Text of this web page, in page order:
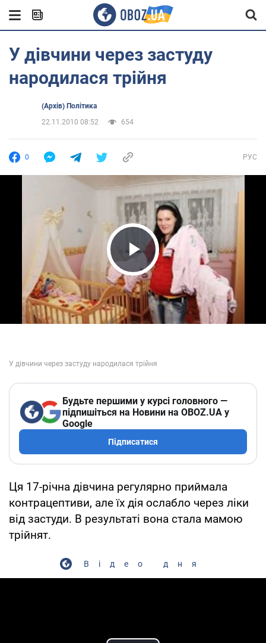
У дівчини через застуду
народилася трійня
(Архів) Політика
22.11.2010 08:52
654
0 РУС
Play Video
Будьте першими у курсі головного —
підпишіться на Новини на OBOZ.UA у
Google
Підписатися
Ця 17-річна дівчина регулярно приймала
контрацептиви, але їх дія ослабло через ліки
від застуди. В результаті вона стала мамою
трійнят.
Відео дня